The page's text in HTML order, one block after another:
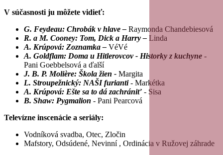
V súčasnosti ju môžete vidieť:
G. Feydeau: Chrobák v hlave – Raymonda Chandebiesová
R. a M. Cooney: Tom, Dick a Harry – Linda
A. Krúpová: Zoznamka – VéVé
A. Goldflam: Doma u Hitlerovcov - Historky z kuchyne -
Pani Goebbelsová a ďalší
J. B. P. Molière: Škola žien - Margita
L. Stroupežnický: NAŠI furianti- Markétka
A. Krúpová: Ešte sa to dá zachrániť - Sisa
B. Shaw: Pygmalion - Pani Pearcová
Televízne inscenácie a seriály:
Vodníková svadba, Otec, Zločin
Mafstory, Odsúdené, Nevinní , Ordinácia v Ružovej záhrade